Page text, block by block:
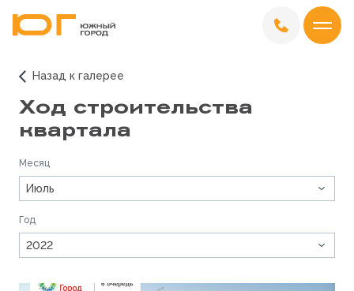
Назад к галерее
Ход строительства
квартала
Месяц
Июль
Год
2022